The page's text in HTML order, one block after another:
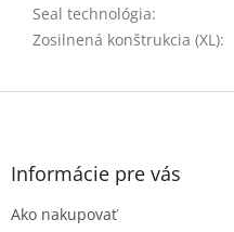
Seal technológia:
Zosilnená konštrukcia (XL):
Z
Informácie pre vás
Ako nakupovať